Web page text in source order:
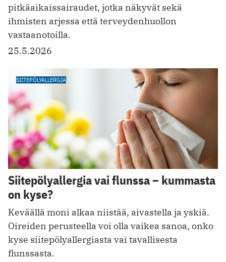
pitkäaikaissairaudet, jotka näkyvät sekä
ihmisten arjessa että terveydenhuollon
vastaanotoilla.
25.5.2026
SIITEPÖLYALLERGIA
Siitepölyallergia vai flunssa – kummasta
on kyse?
Keväällä moni alkaa niistää, aivastella ja yskiä.
Oireiden perusteella voi olla vaikea sanoa, onko
kyse siitepölyallergiasta vai tavallisesta
flunssasta.